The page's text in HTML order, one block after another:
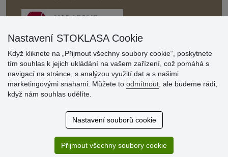
Hodnocení
zákazníků
Super obchod, kvalitní zboží za slušné ceny. Vřele
Sortiment za fajn ceny a hlavně super rychlé dodání. Moc
Nastavení STOKLASA Cookie
Když kliknete na „Přijmout všechny soubory cookie“, poskytnete
tím souhlas k jejich ukládání na vašem zařízení, což pomáhá s
navigací na stránce, s analýzou využití dat a s našimi
marketingovými snahami. Můžete to odmítnout , ale budeme rádi,
když nám souhlas udělíte.
Nastavení souborů cookie
Přijmout všechny soubory cookie